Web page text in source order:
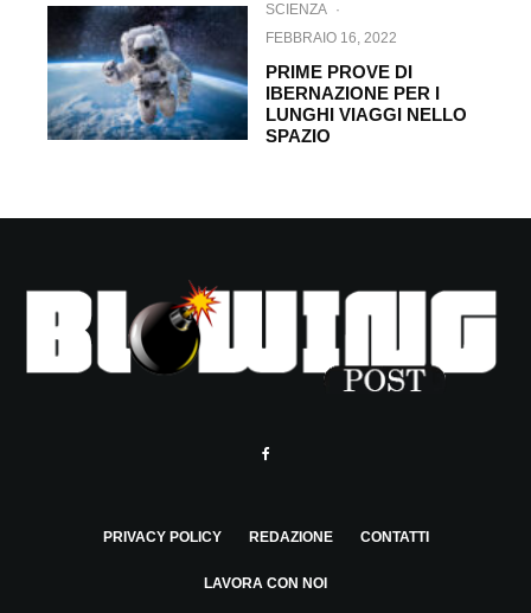
SCIENZA ·
FEBBRAIO 16, 2022
PRIME PROVE DI
IBERNAZIONE PER I
LUNGHI VIAGGI NELLO
SPAZIO
PRIVACY POLICY REDAZIONE CONTATTI
LAVORA CON NOI